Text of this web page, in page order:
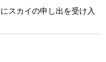
スカイの申し出を受け入